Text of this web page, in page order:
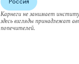
Карнеги не занимает
здесь взгляды принадлежат
попечителей.